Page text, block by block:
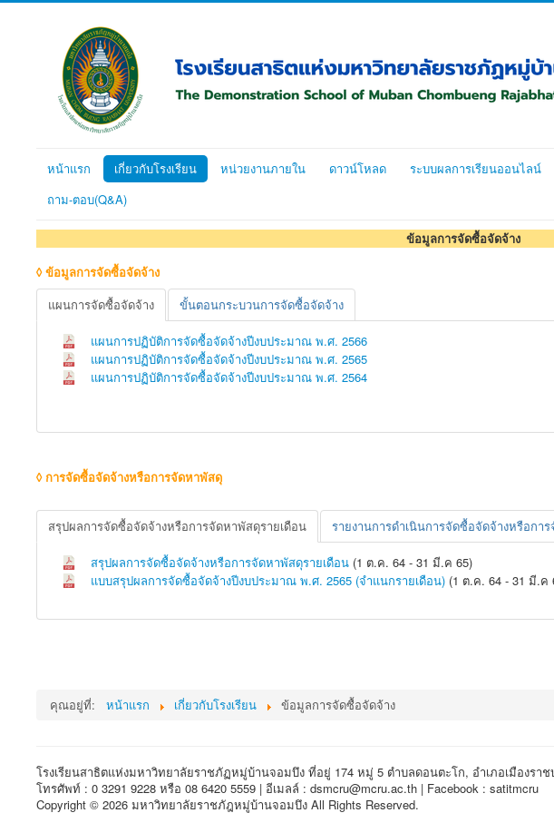
หน้าแรก เกี่ยวกับโรงเรียน หน่วยงานภายใน ดาวน์โหลด ระบบผลการเรียนออนไลน์
ถาม-ตอบ(Q&A)
ข้อมูลการจัดซื้อจัดจ้าง
◊ ข้อมูลการจัดซื้อจัดจ้าง
แผนการจัดซื้อจัดจ้าง
ขั้นตอนกระบวนการจัดซื้อจัดจ้าง
แผนการปฏิบัติการจัดซื้อจัดจ้างปีงบประมาณ พ.ศ. 2566
แผนการปฏิบัติการจัดซื้อจัดจ้างปีงบประมาณ พ.ศ. 2565
แผนการปฏิบัติการจัดซื้อจัดจ้างปีงบประมาณ พ.ศ. 2564
◊ การจัดซื้อจัดจ้างหรือการจัดหาพัสดุ
สรุปผลการจัดซื้อจัดจ้างหรือการจัดหาพัสดุรายเดือน รายงานการดำเนินการจัดซื้อจัดจ้างหรือกา
สรุปผลการจัดซื้อจัดจ้างหรือการจัดหาพัสดุรายเดือน (1 ต.ค. 64 - 31 มี.ค 65)
แบบสรุปผลการจัดซื้อจัดจ้างปีงบประมาณ พ.ศ. 2565 (จำแนกรายเดือน) (1 ต.ค. 64 - 31 มี.ค
คุณอยู่ที่: หน้าแรก เกี่ยวกับโรงเรียน ข้อมูลการจัดซื้อจัดจ้าง
โรงเรียนสาธิตแห่งมหาวิทยาลัยราชภัฏหมู่บ้านจอมบึง ที่อยู่ 174 หมู่ 5 ตำบลดอนตะโก, อำเภอเมืองราช
โทรศัพท์ : 0 3291 9228 หรือ 08 6420 5559 | อีเมลล์ : dsmcru@mcru.ac.th | Facebook : satitmcru
Copyright © 2026 มหาวิทยาลัยราชภัฎหมู่บ้านจอมบึง All Rights Reserved.